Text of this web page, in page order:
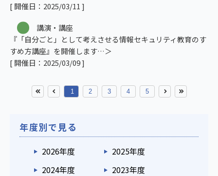
[ 開催日：2025/03/11 ]
講演・講座
『「自分ごと」として考えさせる情報セキュリティ教育のす
すめ方講座』を開催します
[ 開催日：2025/03/09 ]
1 2 3 4 5
年度別で見る
2026年度
2025年度
2024年度
2023年度